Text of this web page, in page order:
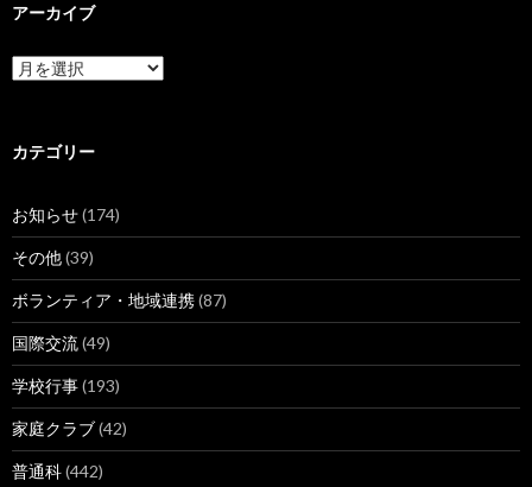
アーカイブ
ア
ー
ブ
カテゴリー
お知らせ(174)
その他(39)
ボランティア・地域連携(87)
国際交流(49)
学校行事(193)
家庭クラブ(42)
普通科(442)